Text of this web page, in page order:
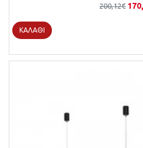
200,12€
ΚΑΛΆΘΙ